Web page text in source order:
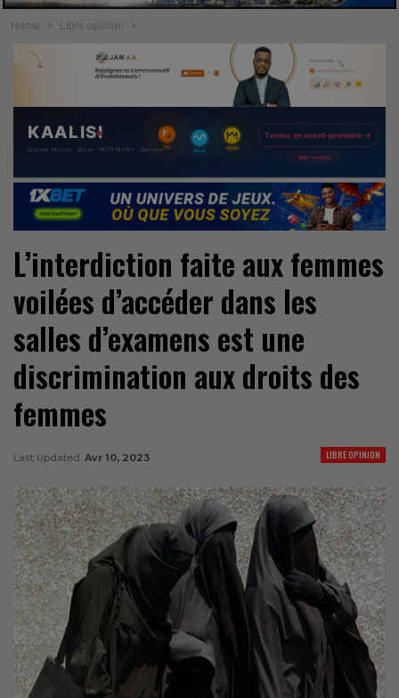
Home Libre opinion
L’interdiction faite aux femmes
voilées d’accéder dans les
salles d’examens est une
discrimination aux droits des
femmes
LIBRE OPINION
Last Updated Avr 10, 2023